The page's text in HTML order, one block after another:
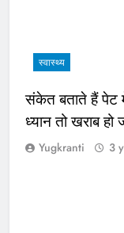
स्वास्थ्य
संकेत बताते हैं पेट
ध्यान तो खराब हो
Yugkranti 3